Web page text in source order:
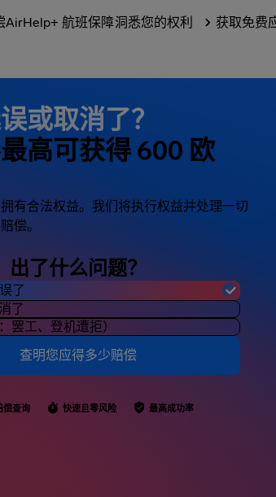
AirHelp+ 航班保障洞悉您的权利 获取免费
或取消了？
高可获得 600 欧
有合法权益。我们将执行权益并处理一切
偿。
出了什么问题？
了
了
罢工、登机遭拒）
查明您应得多少赔偿
偿查询 快速且零风险 最高成功率